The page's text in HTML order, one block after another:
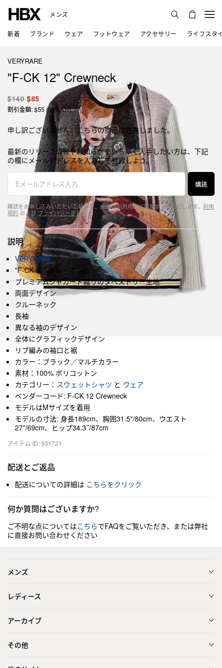
メンズ
新着 ブランド ウェア フットウェア アクセサリー ライフスタ
VERYRARE
"F-CK 12" Crewneck
$140 $85
割引金額: $55 (39% Off)
申し訳ございません、こちらの商品は完売しました。
最新のリリース情報やお知らせをいち早く入手したい方は、下記
の欄にメールアドレスを入力して登録しよう。
購読
購読をお申し込みいただいた時点で、HBXの利用規約に同意するものとします。 利用
規約 および プライバシーポリシー
説明
VERYRARE
"F-CK 12" クルーネック
プレミアムジャカード織りのタペストリー生地
両面デザイン
クルーネック
長袖
異なる袖のデザイン
全体にグラフィックデザイン
リブ編みの袖口と裾
カラー：ブラック／マルチカラー
素材：100% ポリコットン
カテゴリー： スウェットシャツ と ウェア
ベンダーコード: F-CK 12 Crewneck
モデルはMサイズを着用
モデルの寸法: 身長189cm、胸囲31.5"/80cm、ウエスト
27”/69cm、ヒップ34.3’’/87cm
アイテム ID: 931721
配送とご返品
配送についての詳細は こちらをクリック
何か質問はございますか?
ご不明な点についてはこちらでFAQをご覧いただき、または弊社
に直接お問い合わせください
メンズ
レディース
アーカイブ
その他